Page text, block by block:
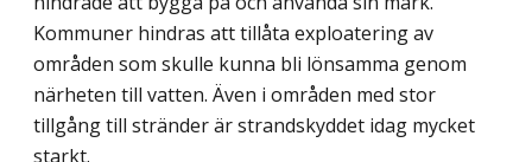
Kommuner hindras att tillåta exploatering av
områden som skulle kunna bli lönsamma genom
närheten till vatten. Även i områden med stor
tillgång till stränder är strandskyddet idag mycket
starkt.